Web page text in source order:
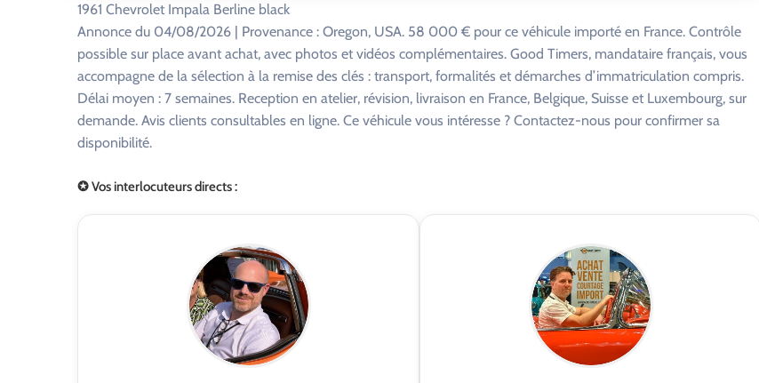
1961 Chevrolet Impala Berline black
Annonce du 04/08/2026 | Provenance : Oregon, USA. 58 000 € pour ce véhicule importé en France. Contrôle
possible sur place avant achat, avec photos et vidéos complémentaires. Good Timers, mandataire français, vous
accompagne de la sélection à la remise des clés : transport, formalités et démarches d’immatriculation compris.
Délai moyen : 7 semaines. Reception en atelier, révision, livraison en France, Belgique, Suisse et Luxembourg, sur
demande. Avis clients consultables en ligne. Ce véhicule vous intéresse ? Contactez-nous pour confirmer sa
disponibilité.
✪ Vos interlocuteurs directs :